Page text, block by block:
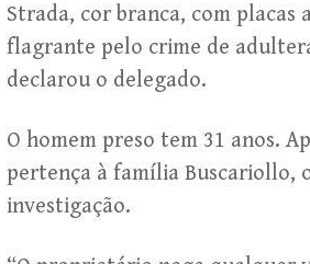
Strada, cor branca, com
flagrante pelo crime de
declarou o delegado.
O homem preso tem 31 anos.
pertença à família Buscariollo,
investigação.